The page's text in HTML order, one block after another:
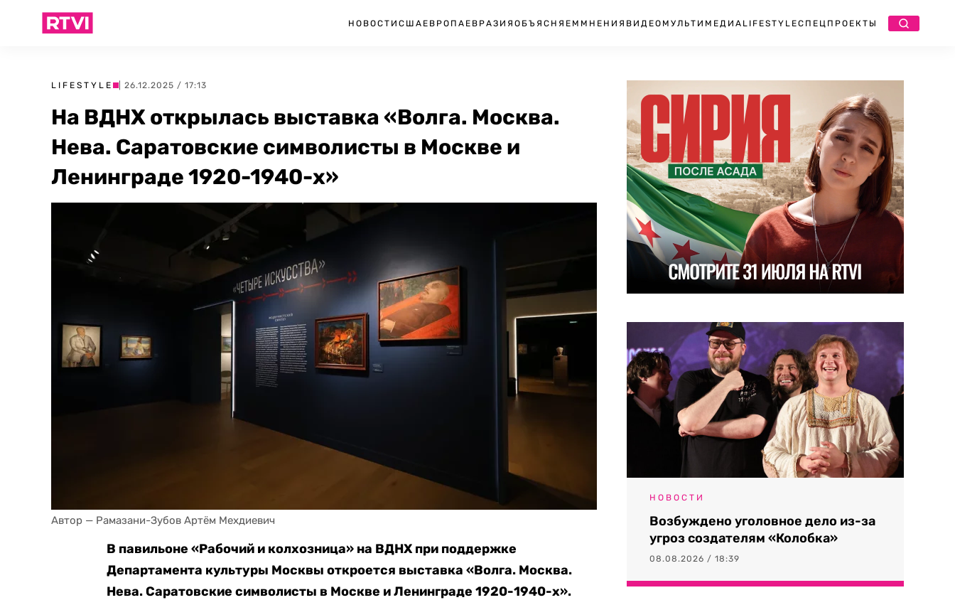
НОВОСТИ США ЕВРОПА ЕВРАЗИЯ ОБЪЯСНЯЕМ МНЕНИЯ ВИДЕО МУЛЬТИМЕДИА LIFESTYLEСПЕЦПРОЕКТЫ
LIFESTYLE | 26.12.2025 / 17:13
На ВДНХ открылась выставка «Волга. Москва.
Нева. Саратовские символисты в Москве и
Ленинграде 1920-1940-х»
Автор — Рамазани-Зубов Артём Мехдиевич
В павильоне «Рабочий и колхозница» на ВДНХ при поддержке
Департамента культуры Москвы откроется выставка «Волга. Москва.
Нева. Саратовские символисты в Москве и Ленинграде 1920-1940-х».
НОВОСТИ
Возбуждено уголовное дело из-за
угроз создателям «Колобка»
08.08.2026 / 18:39